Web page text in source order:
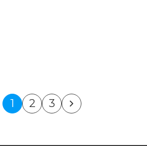
1 2 3